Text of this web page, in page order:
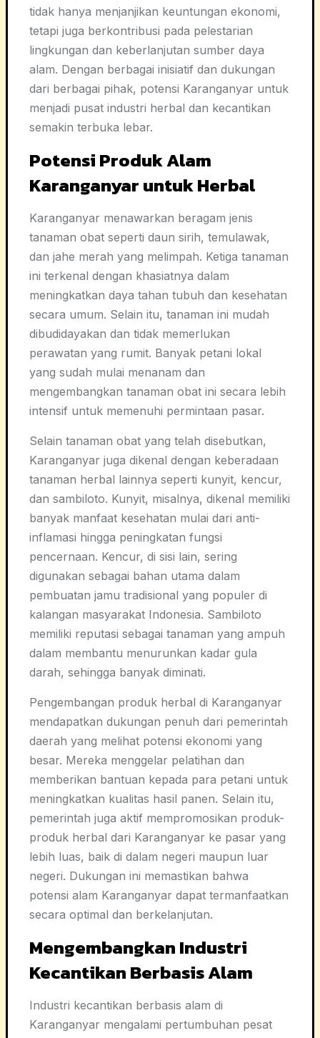
tidak hanya menjanjikan keuntungan ekonomi,
tetapi juga berkontribusi pada pelestarian
lingkungan dan keberlanjutan sumber daya
alam. Dengan berbagai inisiatif dan dukungan
dari berbagai pihak, potensi Karanganyar untuk
menjadi pusat industri herbal dan kecantikan
semakin terbuka lebar.
Potensi Produk Alam
Karanganyar untuk Herbal
Karanganyar menawarkan beragam jenis
tanaman obat seperti daun sirih, temulawak,
dan jahe merah yang melimpah. Ketiga tanaman
ini terkenal dengan khasiatnya dalam
meningkatkan daya tahan tubuh dan kesehatan
secara umum. Selain itu, tanaman ini mudah
dibudidayakan dan tidak memerlukan
perawatan yang rumit. Banyak petani lokal
yang sudah mulai menanam dan
mengembangkan tanaman obat ini secara lebih
intensif untuk memenuhi permintaan pasar.
Selain tanaman obat yang telah disebutkan,
Karanganyar juga dikenal dengan keberadaan
tanaman herbal lainnya seperti kunyit, kencur,
dan sambiloto. Kunyit, misalnya, dikenal memiliki
banyak manfaat kesehatan mulai dari anti-
inflamasi hingga peningkatan fungsi
pencernaan. Kencur, di sisi lain, sering
digunakan sebagai bahan utama dalam
pembuatan jamu tradisional yang populer di
kalangan masyarakat Indonesia. Sambiloto
memiliki reputasi sebagai tanaman yang ampuh
dalam membantu menurunkan kadar gula
darah, sehingga banyak diminati.
Pengembangan produk herbal di Karanganyar
mendapatkan dukungan penuh dari pemerintah
daerah yang melihat potensi ekonomi yang
besar. Mereka menggelar pelatihan dan
memberikan bantuan kepada para petani untuk
meningkatkan kualitas hasil panen. Selain itu,
pemerintah juga aktif mempromosikan produk-
produk herbal dari Karanganyar ke pasar yang
lebih luas, baik di dalam negeri maupun luar
negeri. Dukungan ini memastikan bahwa
potensi alam Karanganyar dapat termanfaatkan
secara optimal dan berkelanjutan.
Mengembangkan Industri
Kecantikan Berbasis Alam
Industri kecantikan berbasis alam di
Karanganyar mengalami pertumbuhan pesat